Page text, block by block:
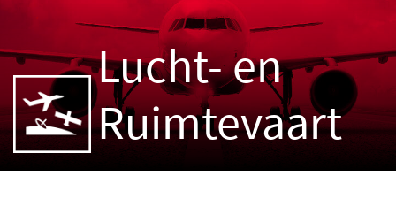
Producten
Industrieën
Diensten
Bedrijf
Lucht- en
Ruimtevaart